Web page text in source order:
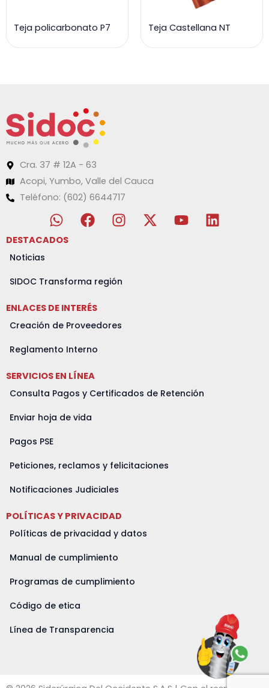
Teja policarbonato P7 Teja Castellana NT
Cra. 37 # 12A - 63
Acopi, Yumbo, Valle del Cauca
Teléfono: (602) 6644717
W
h
a
a
p
F
a
o
o
k
I
n
g
m
X
-
Y
o
L
i
DESTACADOS
Noticias
SIDOC Transforma región
ENLACES DE INTERÉS
Creación de Proveedores
Reglamento Interno
SERVICIOS EN LÍNEA
Consulta Pagos y Certificados de Retención
Enviar hoja de vida
Pagos PSE
Peticiones, reclamos y felicitaciones
Notificaciones Judiciales
POLÍTICAS Y PRIVACIDAD
Políticas de privacidad y datos
Manual de cumplimiento
Programas de cumplimiento
Código de etica
Línea de Transparencia